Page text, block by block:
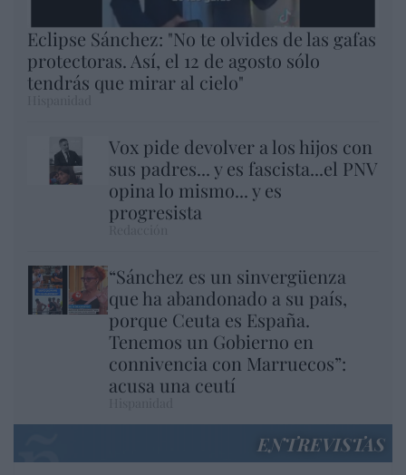
Eclipse Sánchez: "No te olvides de las gafas
protectoras. Así, el 12 de agosto sólo
tendrás que mirar al cielo"
Vox pide devolver a los hijos con
sus padres... y es fascista...el PNV
opina lo mismo... y es
progresista
“Sánchez es un sinvergüenza
que ha abandonado a su país,
porque Ceuta es España.
Tenemos un Gobierno en
connivencia con Marruecos”:
acusa una ceutí
ENTREVISTAS